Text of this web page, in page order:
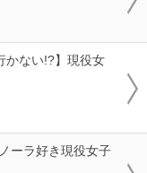
かない!?】現役女
ーラ好き現役女子